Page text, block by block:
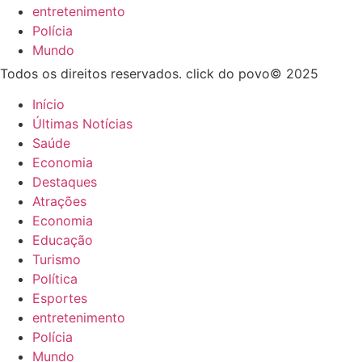
entretenimento
Polícia
Mundo
Todos os direitos reservados. click do povo© 2025
Início
Últimas Notícias
Saúde
Economia
Destaques
Atrações
Economia
Educação
Turismo
Política
Esportes
entretenimento
Polícia
Mundo